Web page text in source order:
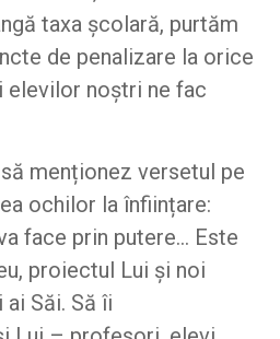
taxa școlară, purtăm
de penalizare la orice
elevilor noștri ne fac
menționez versetul pe
ochilor la înființare:
face prin putere… Este
proiectul Lui și noi
Săi. Să îi